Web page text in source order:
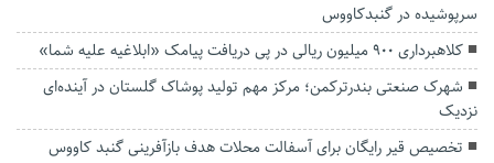
سرپوشیده در گنبدکاووس
کلاهبرداری ۹۰۰ میلیون ریالی در پی دریافت پیامک «ابلاغیه علیه شما»
شهرک صنعتی بندرترکمن؛ مرکز مهم تولید پوشاک گلستان در آینده‌ای
نزدیک
تخصیص قیر رایگان برای آسفالت محلات هدف بازآفرینی گنبد کاووس